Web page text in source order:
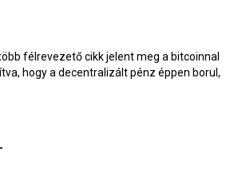
félrevezető cikk jelent meg a bitcoinnal
hogy a decentralizált pénz éppen borul,